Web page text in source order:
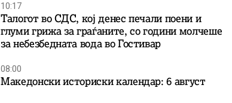
10:17
Талогот во СДС, кој денес печали поени и
глуми грижа за граѓаните, со години молчеше
за небезбедната вода во Гостивар
08:00
Македонски историски календар: 6 август